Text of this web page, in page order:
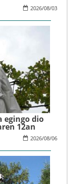
2026/08/03
egingo dio
12an
2026/08/06